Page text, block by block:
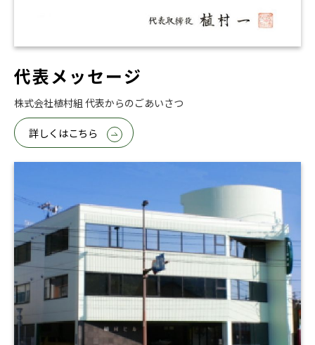
代表メッセージ
株式会社植村組 代表からのごあいさつ
詳しくはこちら